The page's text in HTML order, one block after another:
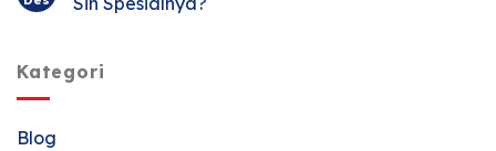
Kategori
Blog